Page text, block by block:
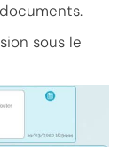
sous le